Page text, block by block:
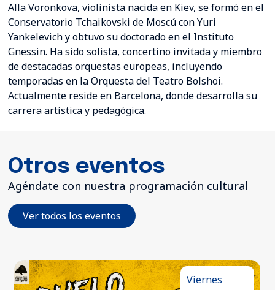
Alla Voronkova, violinista nacida en Kiev, se formó en el
Conservatorio Tchaikovski de Moscú con Yuri
Yankelevich y obtuvo su doctorado en el Instituto
Gnessin. Ha sido solista, concertino invitada y miembro
de destacadas orquestas europeas, incluyendo
temporadas en la Orquesta del Teatro Bolshoi.
Actualmente reside en Barcelona, donde desarrolla su
carrera artística y pedagógica.
Otros eventos
Agéndate con nuestra programación cultural
Ver todos los eventos
Viernes